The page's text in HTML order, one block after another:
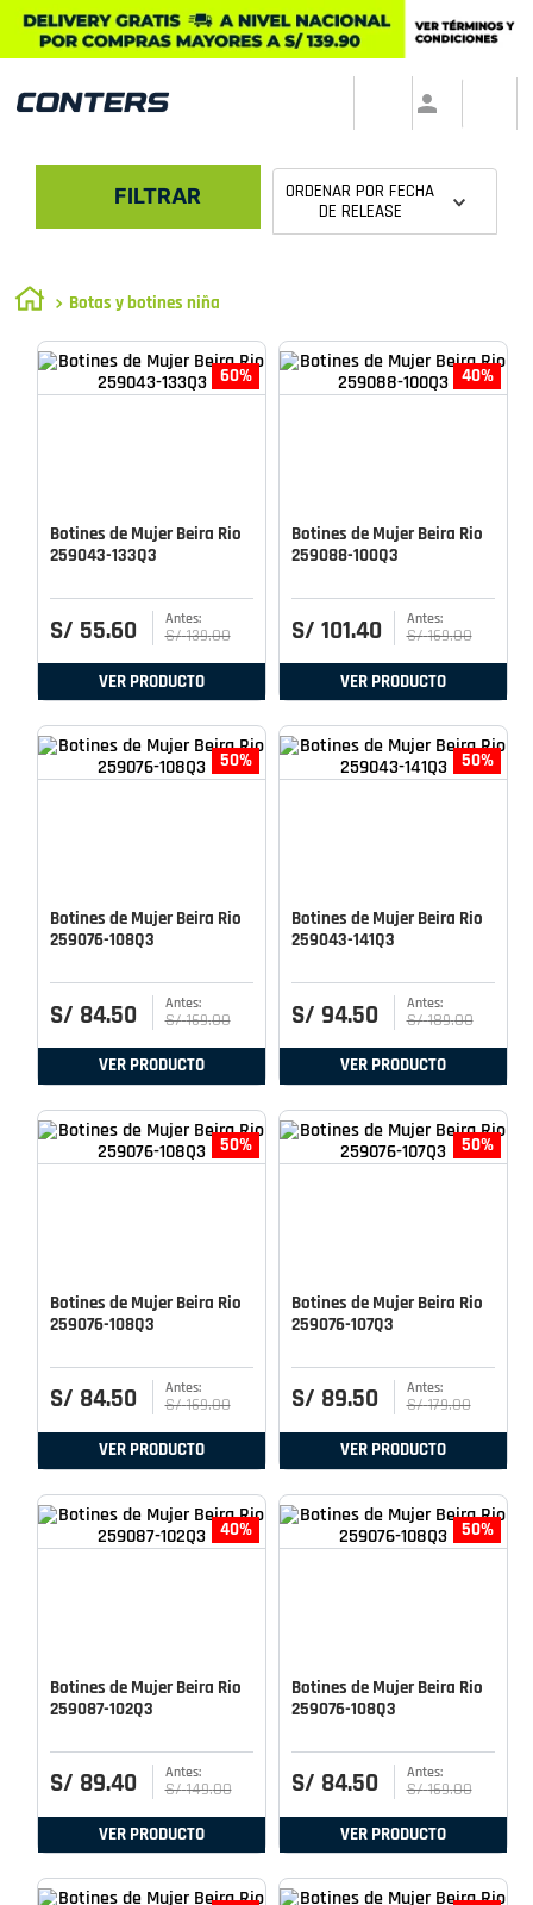
FILTRAR ORDENAR POR FECHA
DE RELEASE
Botas y botines niña
60%
Botines de Mujer Beira Rio
259043-133Q3
S/ 55.60 S/ 139.00
VER PRODUCTO
40%
Botines de Mujer Beira Rio
259088-100Q3
S/ 101.40 S/ 169.00
VER PRODUCTO
50%
Botines de Mujer Beira Rio
259076-108Q3
S/ 84.50 S/ 169.00
VER PRODUCTO
50%
Botines de Mujer Beira Rio
259043-141Q3
S/ 94.50 S/ 189.00
VER PRODUCTO
50%
Botines de Mujer Beira Rio
259076-108Q3
S/ 84.50 S/ 169.00
VER PRODUCTO
50%
Botines de Mujer Beira Rio
259076-107Q3
S/ 89.50 S/ 179.00
VER PRODUCTO
40%
Botines de Mujer Beira Rio
259087-102Q3
S/ 89.40 S/ 149.00
VER PRODUCTO
50%
Botines de Mujer Beira Rio
259076-108Q3
S/ 84.50 S/ 169.00
VER PRODUCTO